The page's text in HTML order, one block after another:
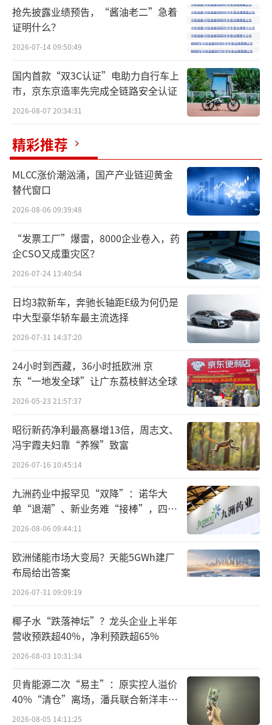
此次冲击北交所上市，天工股份拟募集资
金3.6亿元，募集资金扣除发行费用后的净额将
全部用于年产3000吨高端钛及钛合金棒、丝材
生产线建设项目。
值得注意的是，根据招股书，2020—2023
年，天工股份钛及钛合金材料产能利用率分别
为53.54%、75.58%、71.84%和87.27%，公
司产能利用率一度处于低位。与此同时，天工
股份也提及我国钛及钛合金材料行业存在结构
性产能过剩的问题，在此前提下，公司募投项
目的合理性与必要性受到北交所关注。
中关村物联网产业联盟副秘书长袁帅告诉
北京商报记者，公司产能利用率一度处于低位
但仍要募资扩产，一方面，可能是因为公司认
为那是暂时的市场波动或季节性因素所致；另
一方面，公司可能看到了行业发展的新趋势或
潜在的市场需求，希望通过扩产来抢占市场份
额或提前布局新的业务领域。
对于相关情况，天工股份在招股书中提
到，前期公司产能利用率偏低，一方面受到突
发公共卫生事件的影响，另一方面因公司彼时
产品以低附加值的钛板为主，面临的市场竞争
激烈，产能得不到充分利用。但自2022年四季
度开始，公司下游消费电子领域客户订单量快
速增加，预计随着消费电子用钛材业务规模的
继续扩大，公司的产能利用率有望进一步提
升。
天工股份在接受北京商报记者采访时进一
步补充表示，近年来，随着下游市场的发展，
我国钛材消费量快速增长。根据历年《中国钛
工业发展报告》数据，我国钛材消费量已由201
5年的4.4万吨增长至2022年的14.5万吨，年复
合增长率为18.7%。未来随着下游市场的快速
发展，钛材的消费量仍将保持增长趋势。根据
有关机构预测，2025年我国钛材消费量将达到2
抢先披露业绩预告，“酱油老二”急着
证明什么？
2026-07-14 09:50:49
国内首款“双3C认证”电助力自行车上
市，京东京造率先完成全链路安全认证
2026-08-07 20:34:31
精彩推荐
MLCC涨价潮汹涌，国产产业链迎黄金
替代窗口
2026-08-06 09:39:48
“发票工厂”爆雷，8000企业卷入，药
企CSO又成重灾区？
2026-07-24 13:40:54
日均3款新车，奔驰长轴距E级为何仍是
中大型豪华轿车最主流选择
2026-07-31 14:37:20
24小时到西藏，36小时抵欧洲 京
东“一地发全球”让广东荔枝鲜达全球
2026-05-23 21:57:37
昭衍新药净利最高暴增13倍，周志文、
冯宇霞夫妇靠“养猴”致富
2026-07-16 10:45:14
九洲药业中报罕见“双降”：诺华大
单“退潮”、新业务难“接棒”，四大
难关待闯
2026-08-06 09:44:11
欧洲储能市场大变局？天能5GWh建厂
布局给出答案
2026-07-31 09:09:19
椰子水“跌落神坛”？龙头企业上半年
营收预跌超40%，净利预跌超65%
2026-08-03 10:31:34
贝肯能源二次“易主”：原实控人溢价
40%“清仓”离场，潘兵联合新洋丰、
宏科百世拟入主
2026-08-05 14:11:25